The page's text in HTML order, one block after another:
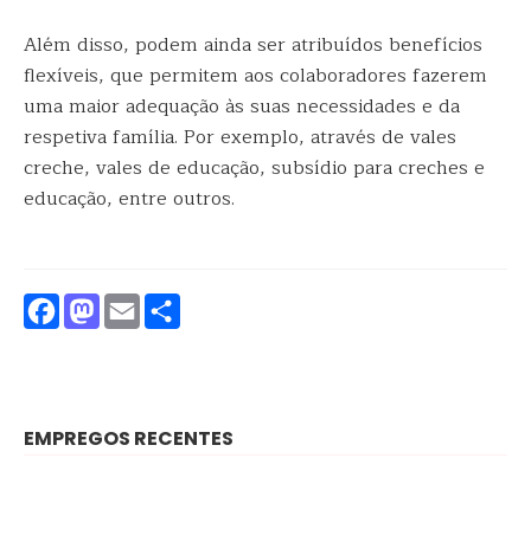
Além disso, podem ainda ser atribuídos benefícios
flexíveis, que permitem aos colaboradores fazerem
uma maior adequação às suas necessidades e da
respetiva família. Por exemplo, através de vales
creche, vales de educação, subsídio para creches e
educação, entre outros.
Facebook
Mastodon
Email
EMPREGOS RECENTES